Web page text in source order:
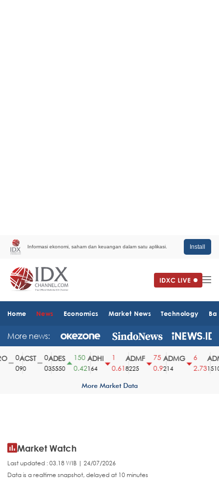
Informasi ekonomi, saham dan keuangan dalam satu aplikasi. Install
Home News Economics Market News Technology
More news:
ACST
90
ADES
35550
150
0.42
ADHI
164
0.61
ADMF
8225
75
0.9
ADMG
214
2.731510
More Market Data
Market Watch
Last updated : 03.18 WIB | 24/07/2026
Data is a realtime snapshot, delayed at 10 minutes